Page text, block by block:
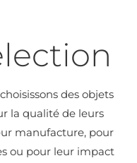
des objets
la qualité de leurs
manufacture, pour
ou pour leur impact